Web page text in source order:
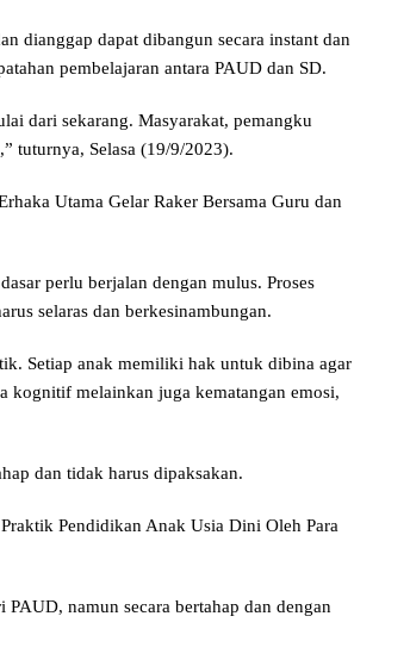
dianggap dapat dibangun secara instant dan
pembelajaran antara PAUD dan SD.
dari sekarang. Masyarakat, pemangku
tuturnya, Selasa (19/9/2023).
Utama Gelar Raker Bersama Guru dan
perlu berjalan dengan mulus. Proses
selaras dan berkesinambungan.
Setiap anak memiliki hak untuk dibina agar
kognitif melainkan juga kematangan emosi,
dan tidak harus dipaksakan.
Pendidikan Anak Usia Dini Oleh Para
namun secara bertahap dan dengan